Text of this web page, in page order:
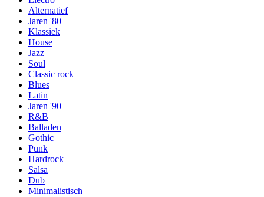
Alternatief
Jaren '80
Klassiek
House
Jazz
Soul
Classic rock
Blues
Latin
Jaren '90
R&B
Balladen
Gothic
Punk
Hardrock
Salsa
Dub
Minimalistisch